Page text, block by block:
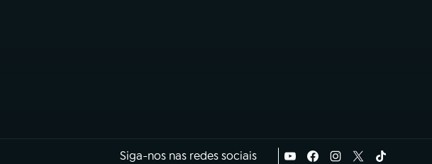
Siga-nos nas redes sociais